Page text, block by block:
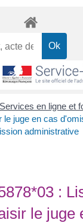
Services en ligne et
le juge en cas
administrative
:
le juge